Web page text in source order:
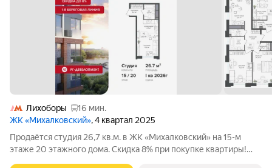
Лихоборы
16 мин.
ЖК «Михалковский», 4 квартал 2025
Продаётся студия 26,7 кв.м. в ЖК «Михалковский» на 15-м
этаже 20 этажного дома. Скидка 8% при покупке квартиры!